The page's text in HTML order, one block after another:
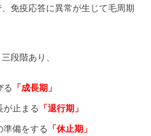
免疫応答に異常が生じて毛周期
段階あり、
る 「成長期」
が止まる 「退行期」
準備をする 「休止期」